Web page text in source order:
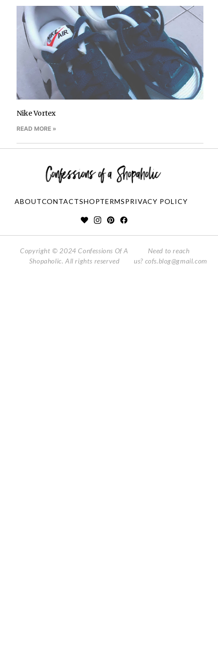
Nike Vortex
READ MORE »
ABOUTCONTACTSHOPTERMSPRIVACY POLICY
Copyright © 2024 Confessions Of A
Shopaholic. All rights reserved
Need to reach
us? cofs.blog@gmail.com